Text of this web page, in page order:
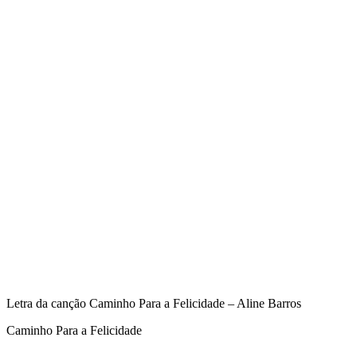
Letra da canção Caminho Para a Felicidade – Aline Barros
Caminho Para a Felicidade